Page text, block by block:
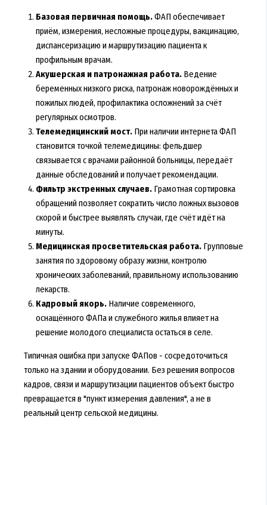
Базовая первичная помощь.ФАП обеспечивает
приём, измерения, несложные процедуры, вакцинацию,
диспансеризацию и маршрутизацию пациента к
профильным врачам.
Акушерская и патронажная работа.Ведение
беременных низкого риска, патронаж новорождённых и
пожилых людей, профилактика осложнений за счёт
регулярных осмотров.
Телемедицинский мост.При наличии интернета ФАП
становится точкой телемедицины: фельдшер
связывается с врачами районной больницы, передаёт
данные обследований и получает рекомендации.
Фильтр экстренных случаев.Грамотная сортировка
обращений позволяет сократить число ложных вызовов
скорой и быстрее выявлять случаи, где счёт идёт на
минуты.
Медицинская просветительская работа.Групповые
занятия по здоровому образу жизни, контролю
хронических заболеваний, правильному использованию
лекарств.
Кадровый якорь.Наличие современного,
оснащённого ФАПа и служебного жилья влияет на
решение молодого специалиста остаться в селе.
Типичная ошибка при запуске ФАПов - сосредоточиться
только на здании и оборудовании. Без решения вопросов
кадров, связи и маршрутизации пациентов объект быстро
превращается в "пункт измерения давления", а не в
реальный центр сельской медицины.